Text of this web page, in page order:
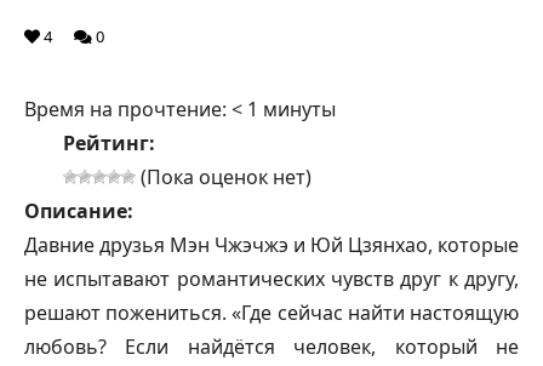
4 0
Время на прочтение: < 1 минуты
Рейтинг:
(Пока оценок нет)
Описание:
Давние друзья Мэн Чжэчжэ и Юй Цзянхао, которые
не испытавают романтических чувств друг к другу,
решают пожениться. «Где сейчас найти настоящую
любовь? Если найдётся человек, который не